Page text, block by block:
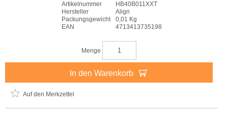
Artikelnummer
HB40B011XXT
Hersteller
Align
Packungsgewicht
0,01 Kg
EAN
4713413735198
Menge
In den Warenkorb
Auf den Merkzettel